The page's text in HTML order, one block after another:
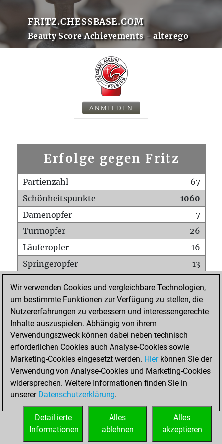
FRITZ.CHESSBASE.COM
Beauty Score Achievements - alterego
ANMELDEN
Erfolge gegen Fritz
Partienzahl
67
Schönheitspunkte
1060
Damenopfer
7
Turmopfer
26
Läuferopfer
16
Springeropfer
13
Matt auf vollem Brett
0
Bauer setzt Matt
0
Erstickte Matts
Unterverwandlungen
Türme auf der siebten
2
STARTSEITE
Wir verwenden Cookies und vergleichbare Technologien,
um bestimmte Funktionen zur Verfügung zu stellen, die
Nutzererfahrungen zu verbessern und interessengerechte
Inhalte auszuspielen. Abhängig von ihrem
Verwendungszweck können dabei neben technisch
erforderlichen Cookies auch Analyse-Cookies sowie
Marketing-Cookies eingesetzt werden. Hierkönnen Sie der
Verwendung von Analyse-Cookies und Marketing-Cookies
widersprechen. Weitere Informationen finden Sie in
unserer Datenschutzerklärung.
Alles
akzeptieren
Alles
ablehnen
Detaillierte
Informationen